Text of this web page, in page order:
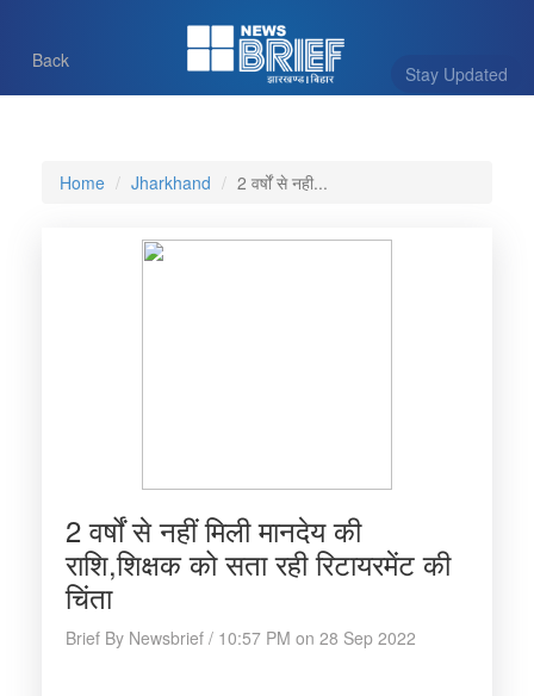
Stay Updated
Back
Home Jharkhand 2 वर्षों से नही...
2 वर्षों से नहीं मिली मानदेय की
राशि,शिक्षक को सता रही रिटायरमेंट की
चिंता
Brief By Newsbrief / 10:57 PM on 28 Sep 2022